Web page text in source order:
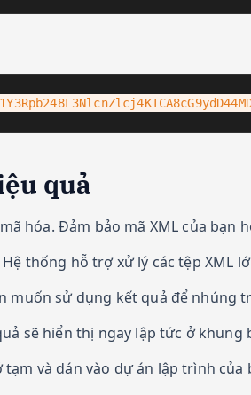
quả
hóa. Đảm bảo mã XML của bạn
thống hỗ trợ xử lý các tệp XML
muốn sử dụng kết quả để nhúng
sẽ hiển thị ngay lập tức ở
và dán vào dự án lập trình của